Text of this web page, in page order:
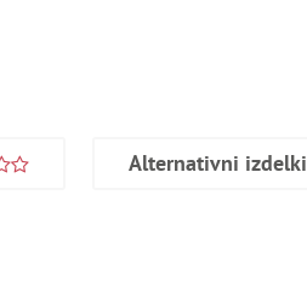
Alternativni izdelki